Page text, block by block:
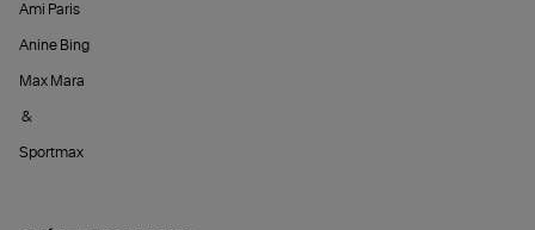
Ami Paris
Anine Bing
Max Mara
&
Sportmax